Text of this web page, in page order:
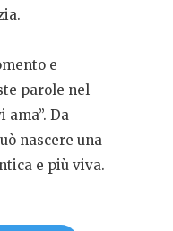
e
parole nel
ama”. Da
nascere una
e più viva.